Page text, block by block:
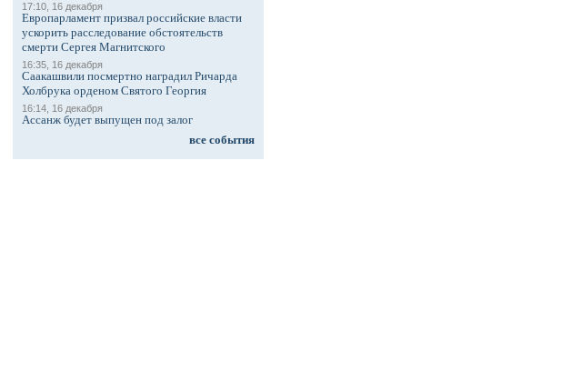
17:10, 16 декабря
Европарламент призвал российские власти
ускорить расследование обстоятельств
смерти Сергея Магнитского
16:35, 16 декабря
Саакашвили посмертно наградил Ричарда
Холбрука орденом Святого Георгия
16:14, 16 декабря
Ассанж будет выпущен под залог
все события